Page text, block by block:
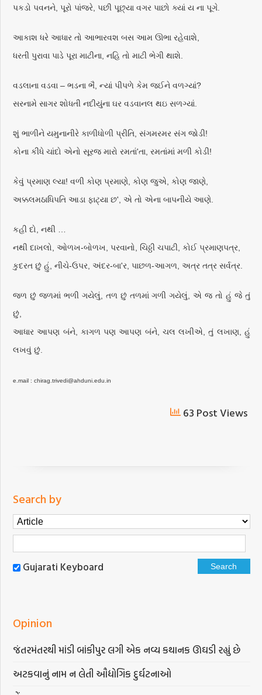
પકડો પવનને, પૂરો પાંજરે, પછી પૂછ્યા વગર પાછો ક્યાં ય ના પૂગે.
આકાશ ધરે આધાર તો આભારવશ બસ આમ ઊભા રહેવાશે,
ધરતી પુરાવા પાડે પૂરા માટીના, નહિ તો માટી ભેગી થાશે.
વડલાના વડવા – ભડના ભૈ, ન્યાં પીપળે કેમ જઈને વળગ્યાં?
સરનામે સાગર શોધતી નદીયુંના ઘર વડવાનલ થઇ સળગ્યાં.
શું ભાળીને યમુનાનીરે કાળીધોળી પ્રીતિ, સંગમરમર સંગ જોડી!
કોના કીધે ચાંદો એનો સૂરજ મારો રમતાં'તા, રમતાંમાં મળી કોડી!
કેવું પ્રમાણ લ્યા! વળી કોણ પ્રમાણે, કોણ જુએ, કોણ જાણે,
અક્કલમઠાધિપતિ આડા ફાટ્યા છ', એ તો એના બાપનીયે આણે.
કહી દો, નથી …
નથી દાખલો, ઓળખ-બોળખ, પરવાનો, ચિઠ્ઠી ચપાટી, કોઈ પ્રમાણપત્ર,
કુદરત છું હું, નીચે-ઉપર, અંદર-બા'ર, પાછળ-આગળ, અત્ર તત્ર સર્વત્ર.
જળ છું જળમાં ભળી ગયેલું, તળ છું તળમાં ગળી ગયેલું, એ જ તો હું જે તું
છું,
આધાર આપણ બંને, કાગળ પણ આપણ બંને, ચલ લખીએ, તું લખાણ, હું
લખવું છું.
e.mail : chirag.trivedi@ahduni.edu.in
63 Post Views
Search by
Gujarati Keyboard
Opinion
જંતરમંતરથી માંડી બાંકીપુર લગી એક નવ્ય કથાનક ઊઘડી રહ્યું છે
અટકવાનું નામ ન લેતી ઔદ્યોગિક દુર્ઘટનાઓ